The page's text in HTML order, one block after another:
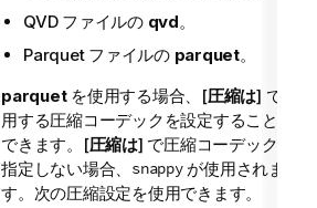
QVDファイルの qvd。
Parquetファイルの parquet。
parquetを使用する場合、[圧縮は] で使
用する圧縮コーデックを設定することも
できます。[圧縮は] で圧縮コーデックを
指定しない場合、 snappyが使用されま
す。次の圧縮設定を使用できます。